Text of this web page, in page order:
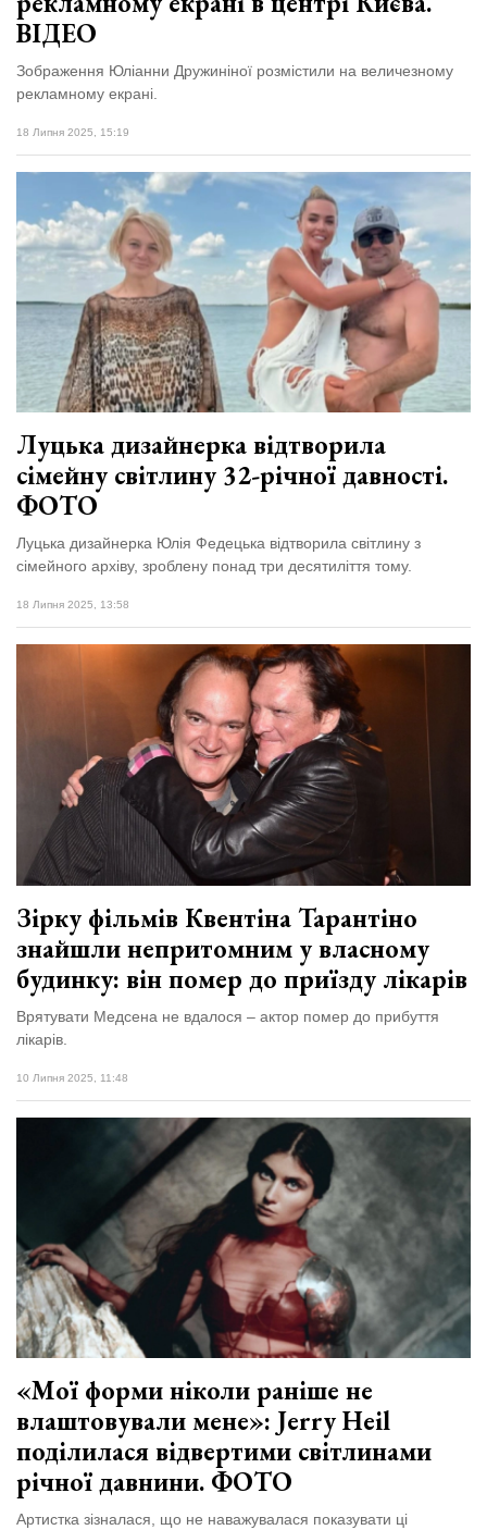
ВІДЕО
Зображення Юліанни Дружиніної розмістили на величезному
рекламному екрані.
18 Липня 2025, 15:19
Луцька дизайнерка відтворила
сімейну світлину 32-річної давності.
ФОТО
Луцька дизайнерка Юлія Федецька відтворила світлину з
сімейного архіву, зроблену понад три десятиліття тому.
18 Липня 2025, 13:58
Зірку фільмів Квентіна Тарантіно
знайшли непритомним у власному
будинку: він помер до приїзду лікарів
Врятувати Медсена не вдалося – актор помер до прибуття
лікарів.
10 Липня 2025, 11:48
«Мої форми ніколи раніше не
влаштовували мене»: Jerry Heil
поділилася відвертими світлинами
річної давнини. ФОТО
Артистка зізналася, що не наважувалася показувати ці